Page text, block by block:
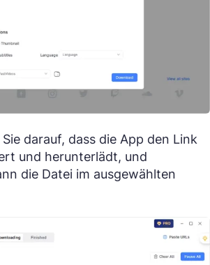
darauf, dass die App den Link
und herunterlädt, und
die Datei im ausgewählten